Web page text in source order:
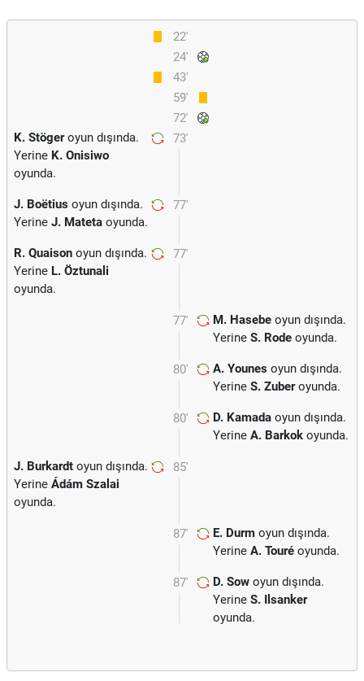
22'
24'
43'
59'
72'
73'
K. Stögeroyun dışında.
Yerine K. Onisiwo
oyunda.
77'
J. Boëtius oyun dışında.
Yerine J. Mateta oyunda.
77'
R. Quaison oyun dışında.
Yerine L. Öztunali
oyunda.
77' M. Hasebe oyun dışında.
Yerine S. Rode oyunda.
80' A. Younes oyun dışında.
Yerine S. Zuberoyunda.
80' D. Kamada oyun dışında.
Yerine A. Barkok oyunda.
85'
J. Burkardt oyun dışında.
Yerine Ádám Szalai
oyunda.
87' E. Durm oyun dışında.
Yerine A. Touré oyunda.
87' D. Sow oyun dışında.
Yerine S. Ilsanker
oyunda.